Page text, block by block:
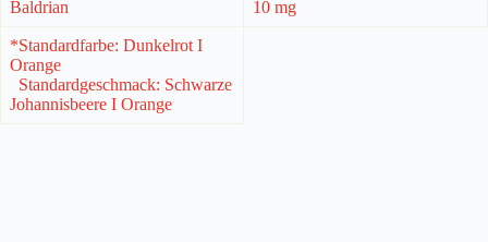
Baldrian 10 mg
*Standardfarbe: Dunkelrot I
Orange
Standardgeschmack: Schwarze
Johannisbeere I Orange